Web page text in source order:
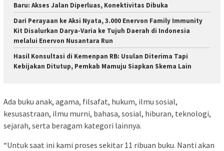
Baru: Akses Jalan Diperluas, Konektivitas Dibuka
Dari Perayaan ke Aksi Nyata, 3.000 Enervon Family Immunity
Kit Disalurkan Darya-Varia ke Tujuh Daerah di Indonesia
melalui Enervon Nusantara Run
Hasil Konsultasi di Kemenpan RB: Usulan Diterima Tapi
Kebijakan Ditutup, Pemkab Mamuju Siapkan Skema Lain
Ada buku anak, agama, filsafat, hukum, ilmu sosial,
kesusastraan, ilmu murni, bahasa, sosial, hiburan, teknologi,
sejarah, serta beragam kategori lainnya.
“Untuk saat ini kami proses sekitar 11 ribuan buku. Nanti akan